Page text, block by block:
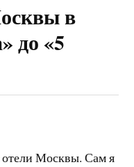
в
до «5
отели Москвы. Сам я